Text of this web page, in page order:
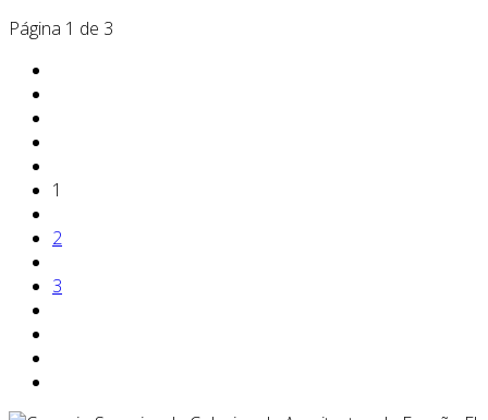
Página 1 de 3
1
2
3